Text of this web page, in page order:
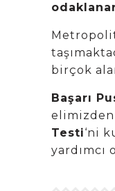
birçok
Başarı
Testi‘ni
yardımcı